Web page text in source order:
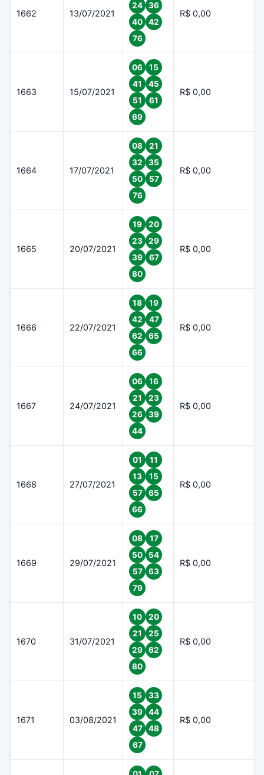
1662 13/07/2021
24
36
40
42
76
R$ 0,00
1663 15/07/2021
06
15
41
45
51
61
69
R$ 0,00
1664 17/07/2021
08
21
32
35
50
57
76
R$ 0,00
1665 20/07/2021
19
20
23
29
39
67
80
R$ 0,00
1666 22/07/2021
18
19
42
47
62
65
66
R$ 0,00
1667 24/07/2021
06
16
21
23
26
39
44
R$ 0,00
1668 27/07/2021
01
11
13
15
57
65
66
R$ 0,00
1669 29/07/2021
08
17
50
54
57
63
79
R$ 0,00
1670 31/07/2021
10
20
21
25
29
62
80
R$ 0,00
1671 03/08/2021
15
33
39
44
47
48
67
R$ 0,00